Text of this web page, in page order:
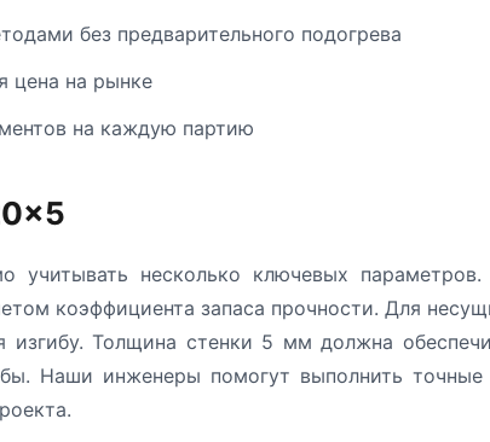
без предварительного подогрева
цена на рынке
на каждую партию
несколько ключевых параметров.
коэффициента запаса прочности. Для
изгибу. Толщина стенки 5 мм должна
Наши инженеры помогут выполнить точные